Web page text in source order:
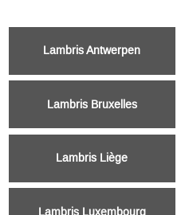
Lambris Antwerpen
Lambris Bruxelles
Lambris Liège